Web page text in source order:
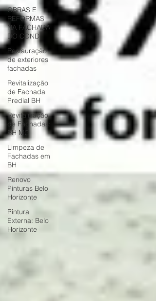
OBRAS E
REFORMAS
NA FACHADA
DO COND
Restauração
de exteriores
fachadas
Revitalização
de Fachada
Predial BH
Revitalização
de Fachadas:
BH MG
Limpeza de
Fachadas em
BH
Renovo
Pinturas Belo
Horizonte
Pintura
Externa: Belo
Horizonte